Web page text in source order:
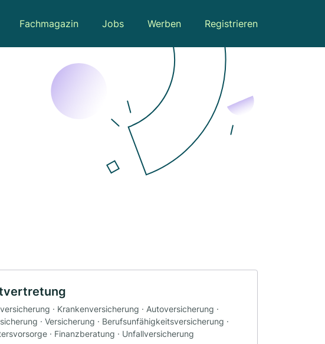
Fachmagazin Jobs Werben Registrieren
· Krankenversicherung · Autoversicherung ·
· Versicherung · Berufsunfähigkeitsversicherung ·
· Finanzberatung · Unfallversicherung